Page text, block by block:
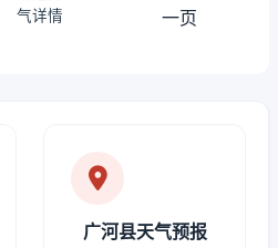
气详情
一页
广河县天气预报